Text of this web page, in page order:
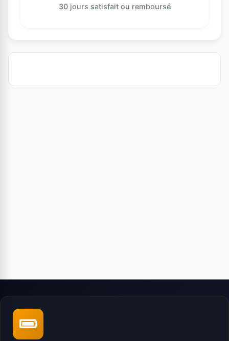
30 jours satisfait ou remboursé